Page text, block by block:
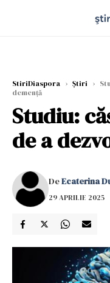
StiriDiaspora › Știri ›
demență
Studiu:
de a
DeEcaterina
29 APRILIE 2025